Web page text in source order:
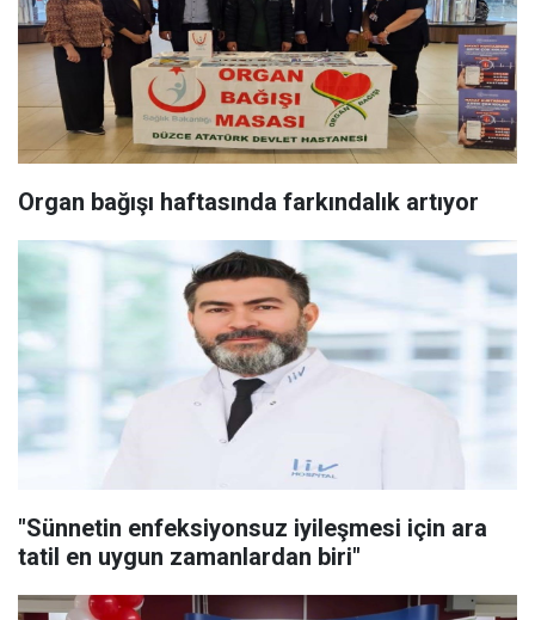
Organ bağışı haftasında farkındalık artıyor
"Sünnetin enfeksiyonsuz iyileşmesi için ara
tatil en uygun zamanlardan biri"